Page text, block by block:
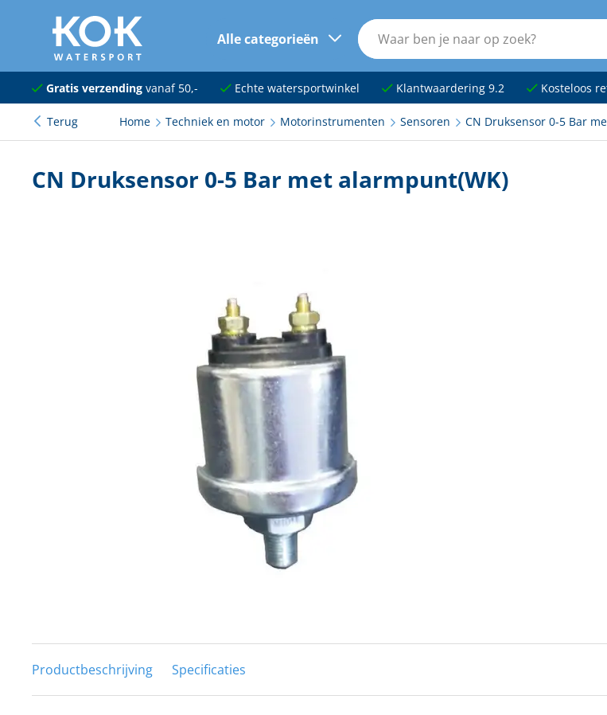
naar hoofdinhoud
Alle categorieën
Navigatie
Dekuitrusting
Tuigage en dekbeslag
Boten, toebehoren en fun
Gratis verzendingvanaf 50,- Echte watersportwinkel Klantwaardering 9.2 Kosteloos
Terug Home Techniek en motor Motorinstrumenten Sensoren CN Druksensor 0-5 Bar
CN Druksensor 0-5 Bar met alarmpunt(WK)
Productbeschrijving Specificaties